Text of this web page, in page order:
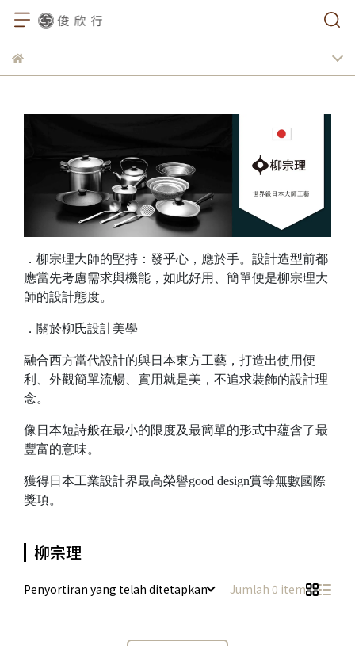
．柳宗理大師的堅持：發乎心，應於手。設計造型前都
應當先考慮需求與機能，如此好用、簡單便是柳宗理大
師的設計態度。
．關於柳氏設計美學
融合西方當代設計的與日本東方工藝，打造出使用便
利、外觀簡單流暢、實用就是美，不追求裝飾的設計理
念。
像日本短詩般在最小的限度及最簡單的形式中蘊含了最
豐富的意味。
獲得日本工業設計界最高榮譽good design賞等無數國際
獎項。
柳宗理
Penyortiran yang telah ditetapkan Jumlah 0 item